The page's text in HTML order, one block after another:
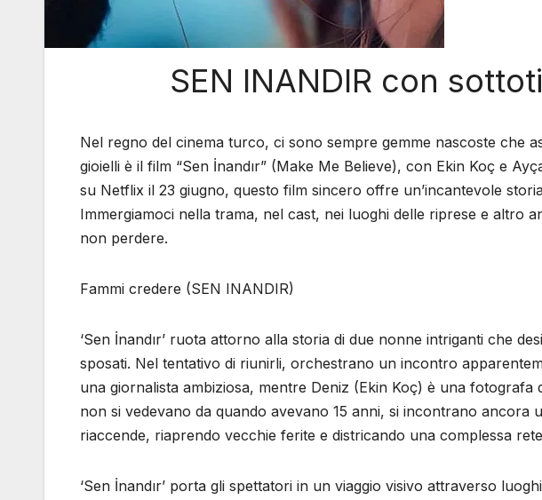
SEN INANDIR con
Nel regno del cinema turco, ci sono sempre gemme nascoste che
gioielli è il film “Sen İnandır” (Make Me Believe), con Ekin Koç e
su Netflix il 23 giugno, questo film sincero offre un’incantevole
Immergiamoci nella trama, nel cast, nei luoghi delle riprese e altro
non perdere.
Fammi credere (SEN INANDIR)
‘Sen İnandır’ ruota attorno alla storia di due nonne intriganti che
sposati. Nel tentativo di riunirli, orchestrano un incontro
una giornalista ambiziosa, mentre Deniz (Ekin Koç) è una fotografa
non si vedevano da quando avevano 15 anni, si incontrano ancora
riaccende, riaprendo vecchie ferite e districando una complessa
‘Sen İnandır’ porta gli spettatori in un viaggio visivo attraverso